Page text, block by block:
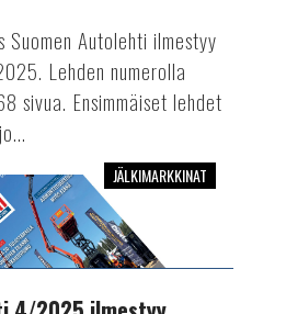
Autolehti ilmestyy
Lehden numerolla
sivua. Ensimmäiset lehdet
JÄLKIMARKKINAT